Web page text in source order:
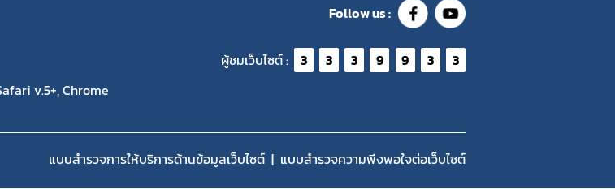
v.5+, Chrome
Follow us :
ผู้ชมเว็บไซต์ : 3 3 3 9 9 3 3
แบบสำรวจการให้บริการด้านข้อมูลเว็บไซต์ แบบสำรวจความพีงพอใจต่อเว็บไซต์